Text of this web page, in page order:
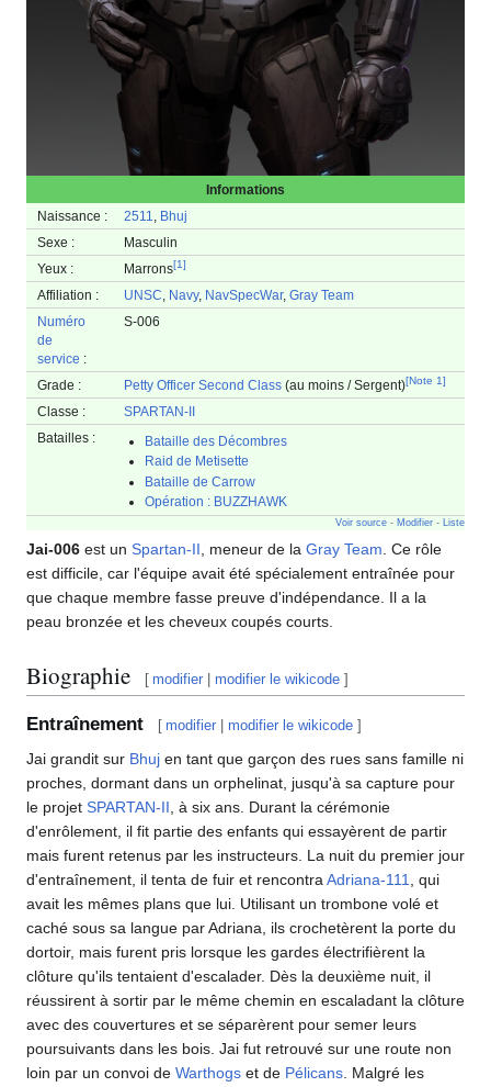
Informations
Naissance :
2511
Bhuj
Sexe :
Masculin
Yeux :
Marrons[1]
Affiliation : UNSC Navy, NavSpecWar,Gray Team
Numéro
de
service :
S-006
Grade : Petty Officer Second Class (au moins / Sergent)[Note 1]
Classe :
SPARTAN-II
Batailles :
Bataille des Décombres
Raid de Metisette
Bataille de Carrow
Opération : BUZZHAWK
Voir source - Modifier - Liste
Jai-006 est un Spartan-II , meneur de la Gray Team . Ce rôle
est difficile, car l'équipe avait été spécialement entraînée pour
que chaque membre fasse preuve d'indépendance. Il a la
peau bronzée et les cheveux coupés courts.
Biographie [ modifier |modifier le wikicode ]
Entraînement [ modifier |modifier le wikicode ]
Jai grandit sur Bhuj en tant que garçon des rues sans famille ni
proches, dormant dans un orphelinat, jusqu'à sa capture pour
le projet SPARTAN-II, à six ans. Durant la cérémonie
d'enrôlement, il fit partie des enfants qui essayèrent de partir
mais furent retenus par les instructeurs. La nuit du premier jour
d'entraînement, il tenta de fuir et rencontraAdriana-111, qui
avait les mêmes plans que lui. Utilisant un trombone volé et
caché sous sa langue par Adriana, ils crochetèrent la porte du
dortoir, mais furent pris lorsque les gardes électrifièrent la
clôture qu'ils tentaient d'escalader. Dès la deuxième nuit, il
réussirent à sortir par le même chemin en escaladant la clôture
avec des couvertures et se séparèrent pour semer leurs
poursuivants dans les bois. Jai fut retrouvé sur une route non
loin par un convoi de Warthogs et de Pélicans. Malgré les